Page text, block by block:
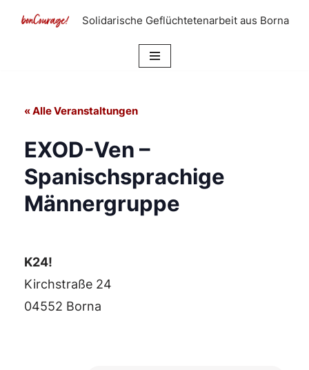
Solidarische Geflüchtetenarbeit aus Borna
« Alle Veranstaltungen
EXOD-Ven –
Spanischsprachige
Männergruppe
K24!
Kirchstraße 24
04552 Borna